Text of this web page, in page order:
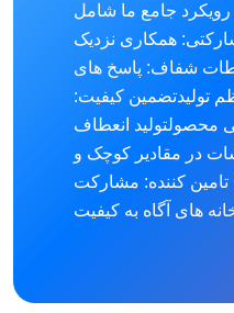
رویکرد جامع ما شامل
همکاری نزدیک
شفاف: پاسخ های
تولیدتضمین کیفیت:
محصولتولید انعطاف
در مقادیر کوچک و
تامین کننده: مشارکت
های آگاه به کیفیت